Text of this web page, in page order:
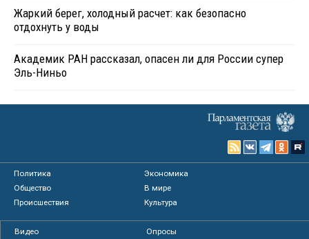
Жаркий берег, холодный расчет: как безопасно
отдохнуть у воды
Академик РАН рассказал, опасен ли для России супер
Эль-Ниньо
Политика
Экономика
Общество
В мире
Происшествия
Культура
Видео
Опросы